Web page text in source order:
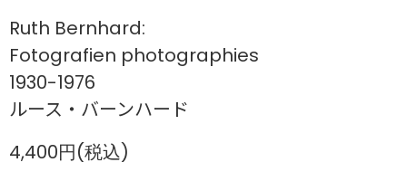
Ruth Bernhard:
Fotografien photographies
1930-1976
ルース・バーンハード
4,400円(税込)